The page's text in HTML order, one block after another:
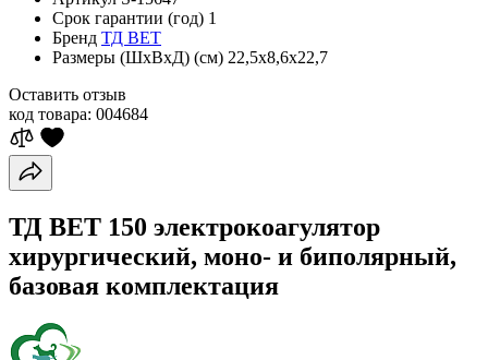
Срок гарантии (год) 1
Бренд ТД ВЕТ
Размеры (ШхВхД) (см) 22,5х8,6х22,7
Оставить отзыв
код товара: 004684
ТД ВЕТ 150 электрокоагулятор
хирургический, моно- и биполярный,
базовая комплектация